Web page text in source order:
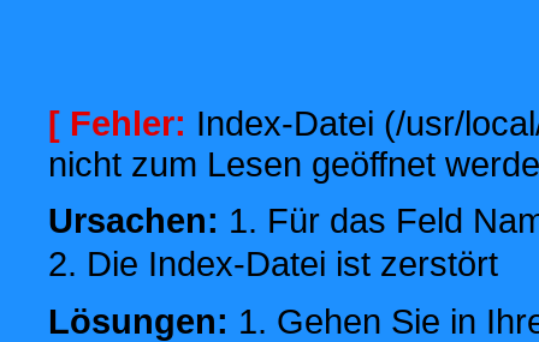
[ Fehler: Index-Datei (/usr/
nicht zum Lesen geöffnet
Ursachen: 1. Für das Feld
2. Die Index-Datei ist zerstört
Lösungen: 1. Gehen Sie in